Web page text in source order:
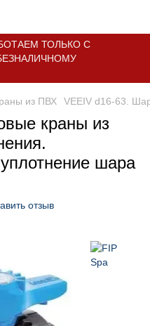
ТОЛЬКО С
из ПВХ VEEIV d16-63.
краны из
шара
отзыв